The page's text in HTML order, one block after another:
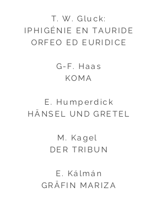
T. W. Gluck:
IPHIGÉNIE EN TAURIDE
ORFEO ED EURIDICE
G-F. Haas
KOMA
E. Humperdick
HÄNSEL UND GRETEL
M. Kagel
DER TRIBUN
E. Kálmán
GRÄFIN MARIZA